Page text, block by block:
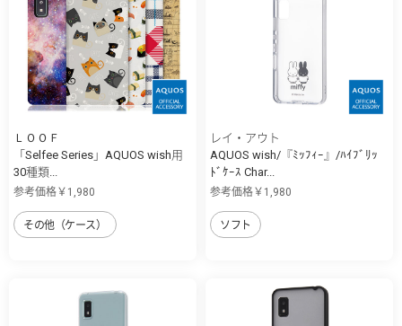
ＬＯＯＦ
「Selfee Series」AQUOS wish用
30種類...
参考価格￥1,980
その他（ケース）
レイ・アウト
AQUOS wish/『ﾐｯﾌｨｰ』/ﾊｲﾌﾞﾘｯ
ﾄﾞｹｰｽ Char...
参考価格￥1,980
ソフト